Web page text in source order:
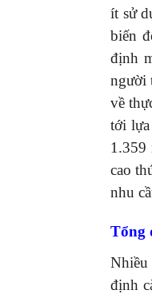
ít sử
biến
định
người
về
tới
1.359
cao
nhu
Tổng
Nhiều
định